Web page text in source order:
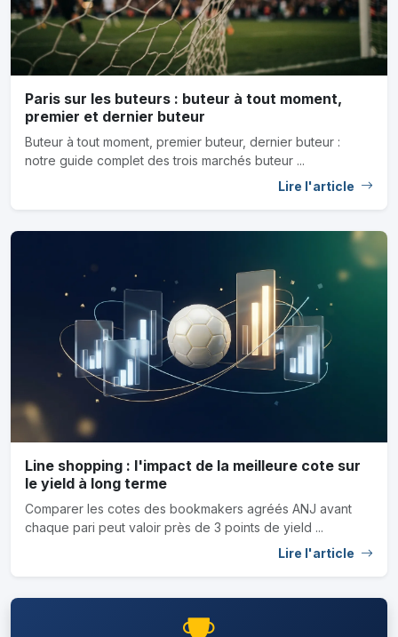
Paris sur les buteurs : buteur à tout moment,
premier et dernier buteur
Buteur à tout moment, premier buteur, dernier buteur :
notre guide complet des trois marchés buteur ...
Lire l'article
Line shopping : l'impact de la meilleure cote sur
le yield à long terme
Comparer les cotes des bookmakers agréés ANJ avant
chaque pari peut valoir près de 3 points de yield ...
Lire l'article